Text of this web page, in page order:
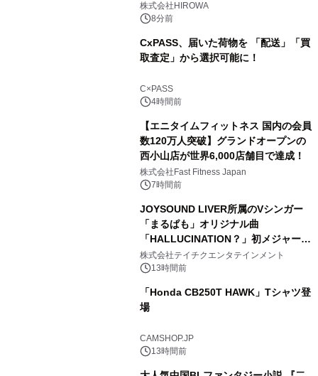
株式会社HIROWA
8分前
CxPASS、届いた荷物を 「配送」「買
取査定」から選択可能に！
C×PASS
4時間前
【エニタイムフィットネス 国内の会員
数120万人突破】グランドオープンの
西小山店が世界6,000店舗目で達成！
株式会社Fast Fitness Japan
7時間前
JOYSOUND LIVER所属のVシンガー
「まるぱも」オリジナル曲
「HALLUCINATION？」初メジャー配
信リリース決定！
株式会社テイチクエンタテインメント
13時間前
「Honda CB250T HAWK」Tシャツ登
場
CAMSHOP.JP
13時間前